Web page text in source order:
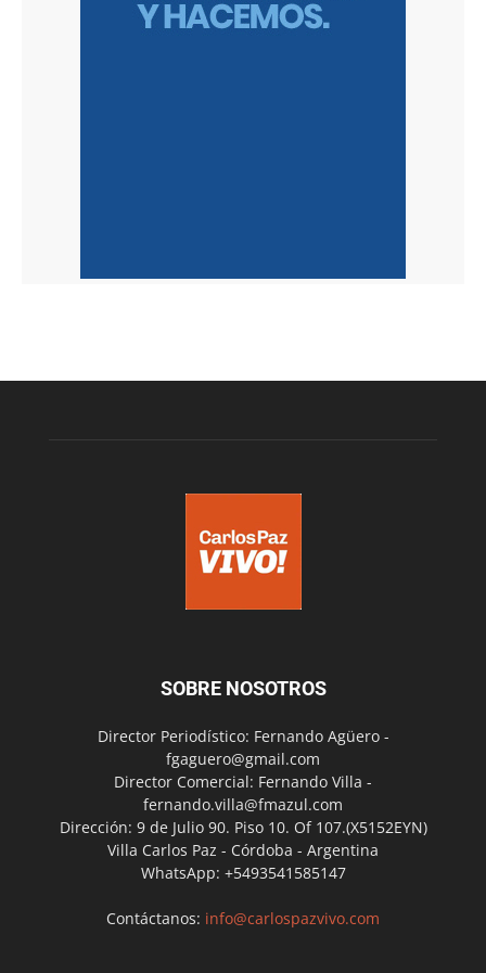
SOBRE NOSOTROS
Director Periodístico: Fernando Agüero -
fgaguero@gmail.com
Director Comercial: Fernando Villa -
fernando.villa@fmazul.com
Dirección: 9 de Julio 90. Piso 10. Of 107.(X5152EYN)
Villa Carlos Paz - Córdoba - Argentina
WhatsApp: +5493541585147
Contáctanos: info@carlospazvivo.com